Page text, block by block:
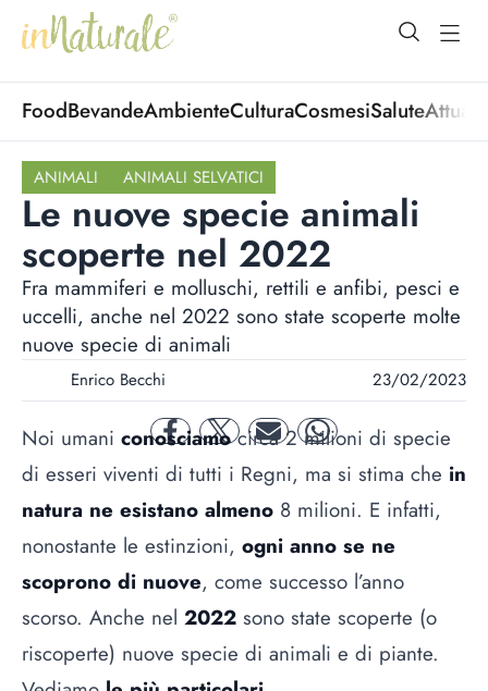
open
FoodBevandeAmbienteCulturaCosmesiSalute
ANIMALI ANIMALI SELVATICI
Le nuove specie animali
scoperte nel 2022
Fra mammiferi e molluschi, rettili e anfibi, pesci e
uccelli, anche nel 2022 sono state scoperte molte
nuove specie di animali
Enrico Becchi 23/02/2023
facebooktwitter mail whatsapp
Noi umani conosciamocirca 2 milioni di specie
di esseri viventi di tutti i Regni, ma si stima che in
natura ne esistano almeno 8 milioni. E infatti,
nonostante le estinzioni, ogni anno se ne
scoprono di nuove, come successo l’anno
scorso. Anche nel 2022 sono state scoperte (o
riscoperte) nuove specie di animali e di piante.